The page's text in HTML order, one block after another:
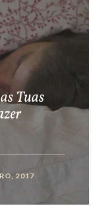
Tuas
2017